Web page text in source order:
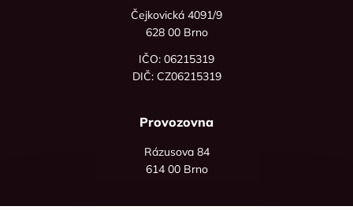
Čejkovická 4091/9
628 00 Brno
IČO: 06215319
DIČ: CZ06215319
Provozovna
Rázusova 84
614 00 Brno